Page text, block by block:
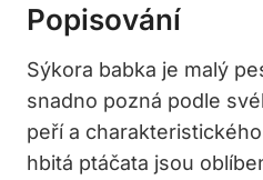
Popisování
Sýkora babka je malý
snadno pozná podle
peří a
hbitá ptáčata jsou